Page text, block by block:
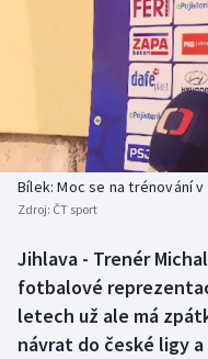
Americký fotbal
Baseball a softbal
Basketbal
Biatlon
Box
Curling
NEPŘEHLÉDNĚTE
Soutěže
Historické návraty
Aplikace ČT sport
Bílek: Moc se na trénování
Zdroj: ČT sport
Jihlava - Trenér
fotbalové
letech už ale má
návrat do české ligy